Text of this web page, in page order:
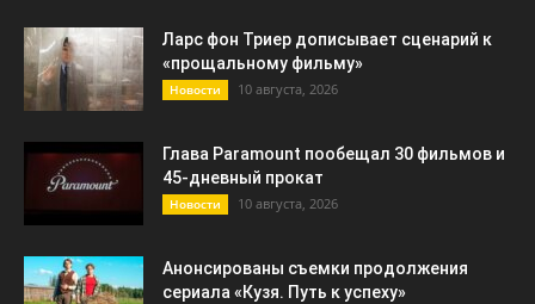
Ларс фон Триер дописывает сценарий к
«прощальному фильму»
Новости 10 августа, 2026
Глава Paramount пообещал 30 фильмов и
45-дневный прокат
Новости 10 августа, 2026
Анонсированы съемки продолжения
сериала «Кузя. Путь к успеху»